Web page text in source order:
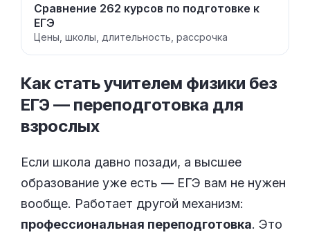
Сравнение 262 курсов по подготовке к
ЕГЭ
Цены, школы, длительность, рассрочка
Как стать учителем физики без
ЕГЭ — переподготовка для
взрослых
Если школа давно позади, а высшее
образование уже есть — ЕГЭ вам не нужен
вообще. Работает другой механизм:
профессиональная переподготовка. Это